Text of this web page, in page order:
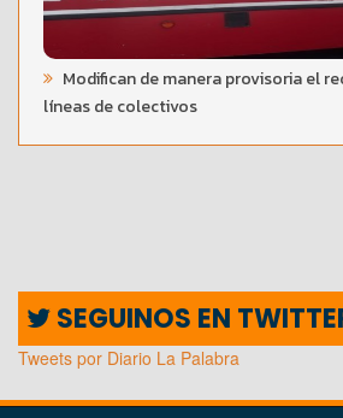
Modifican de manera provisoria el
líneas de colectivos
SEGUINOS EN
Tweets por Diario La Palabra